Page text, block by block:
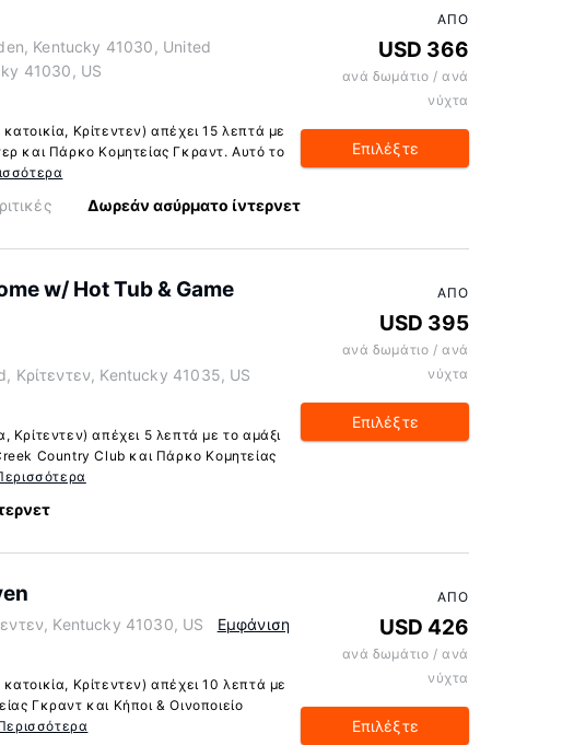
Kentucky 41030, United
41030, US
Κρίτεντεν) απέχει 15 λεπτά με
και Πάρκο Κομητείας Γκραντ. Αυτό το
Δωρεάν ασύρματο ίντερνετ
ΑΠΌ
USD 366
ανά δωμάτιο / ανά
νύχτα
Επιλέξτε
w/ Hot Tub & Game
Κρίτεντεν, Kentucky 41035, US
Κρίτεντεν) απέχει 5 λεπτά με το αμάξι
Country Club και Πάρκο Κομητείας
ΑΠΌ
USD 395
ανά δωμάτιο / ανά
νύχτα
Επιλέξτε
Kentucky 41030, US
Εμφάνιση
Κρίτεντεν) απέχει 10 λεπτά με
Γκραντ και Κήποι & Οινοποιείο
ΑΠΌ
USD 426
ανά δωμάτιο / ανά
νύχτα
Επιλέξτε